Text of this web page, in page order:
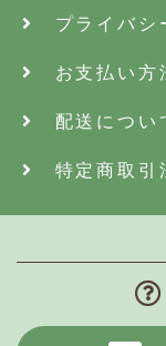
プライバシ
お支払い方
配送につい
特定商取引